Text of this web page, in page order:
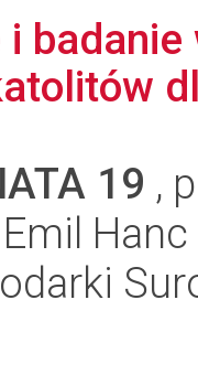
19 ,
Hanc